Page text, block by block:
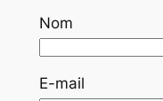
Nom
E-mail